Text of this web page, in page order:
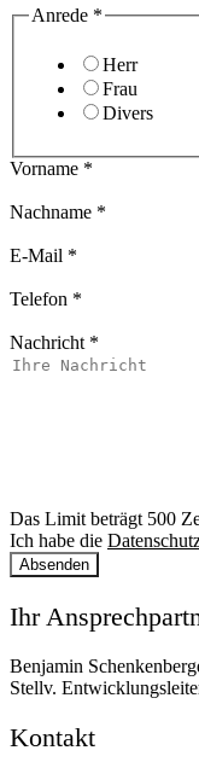
Anrede *
Herr
Frau
Divers
Vorname *
Nachname *
E-Mail *
Telefon *
Nachricht *
Das Limit beträgt 500
Ich habe die
Absenden
Ihr
Benjamin
Stellv.
Kontakt